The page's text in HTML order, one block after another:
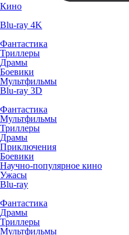
Кино
Blu-ray 4K
Фантастика
Триллеры
Драмы
Боевики
Мультфильмы
Blu-ray 3D
Фантастика
Мультфильмы
Триллеры
Драмы
Приключения
Боевики
Научно-популярное кино
Ужасы
Blu-ray
Фантастика
Драмы
Триллеры
Мультфильмы